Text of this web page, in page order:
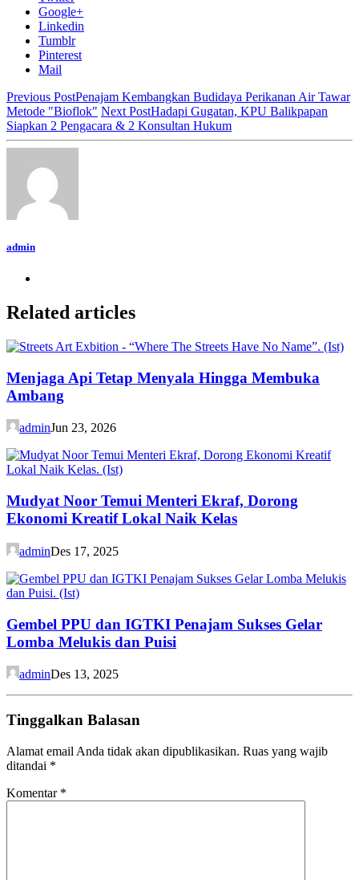
Google+
Linkedin
Tumblr
Pinterest
Mail
Previous PostPenajam Kembangkan Budidaya Perikanan Air Tawar
Metode "Bioflok" Next PostHadapi Gugatan, KPU Balikpapan
Siapkan 2 Pengacara & 2 Konsultan Hukum
admin
Related articles
Menjaga Api Tetap Menyala Hingga Membuka
Ambang
adminJun 23, 2026
Mudyat Noor Temui Menteri Ekraf, Dorong
Ekonomi Kreatif Lokal Naik Kelas
adminDes 17, 2025
Gembel PPU dan IGTKI Penajam Sukses Gelar
Lomba Melukis dan Puisi
adminDes 13, 2025
Tinggalkan Balasan
Alamat email Anda tidak akan dipublikasikan. Ruas yang wajib
ditandai *
Komentar *